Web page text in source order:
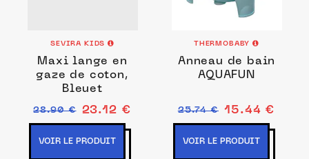
SEVIRA KIDS
Maxi lange en
gaze de coton,
Bleuet
28.90 € 23.12 €
VOIR LE PRODUIT
THERMOBABY
Anneau de bain
AQUAFUN
25.74 € 15.44 €
VOIR LE PRODUIT